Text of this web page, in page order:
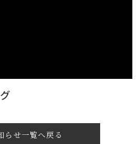
らせ一覧へ戻る